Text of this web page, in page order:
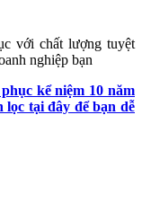
với chất lượng tuyệt
nghiệp bạn
kể niệm 10 năm
lọc tại đây để bạn dễ